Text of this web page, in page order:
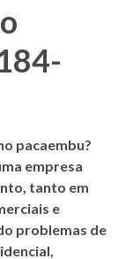
pacaembu?
empresa
tanto em
e
problemas de